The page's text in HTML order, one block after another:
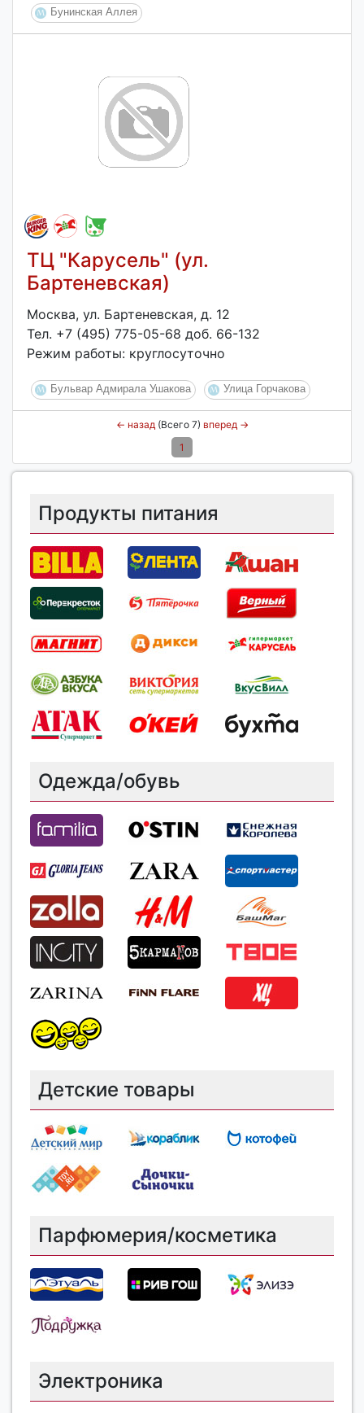
Бунинская Аллея
ТЦ "Карусель" (ул.
Бартеневская)
Москва, ул. Бартеневская, д. 12
Тел. +7 (495) 775-05-68 доб. 66-132
Режим работы: круглосуточно
Бульвар Адмирала Ушакова Улица Горчакова
← назад(Всего 7) вперед→
1
Продукты питания
Одежда/обувь
Детские товары
Парфюмерия/косметика
Электроника